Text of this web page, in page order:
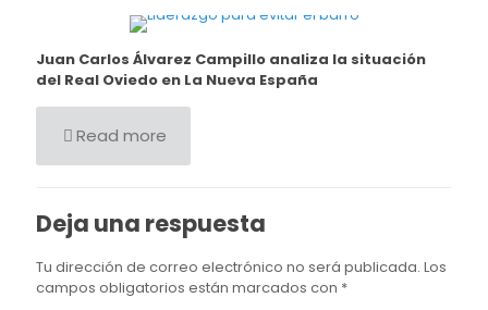
Juan Carlos Álvarez Campillo analiza la situación
del Real Oviedo en La Nueva España
Read more
Deja una respuesta
Tu dirección de correo electrónico no será publicada. Los
campos obligatorios están marcados con *